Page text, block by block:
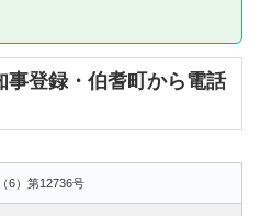
登録・伯耆町から電話
6）第12736号